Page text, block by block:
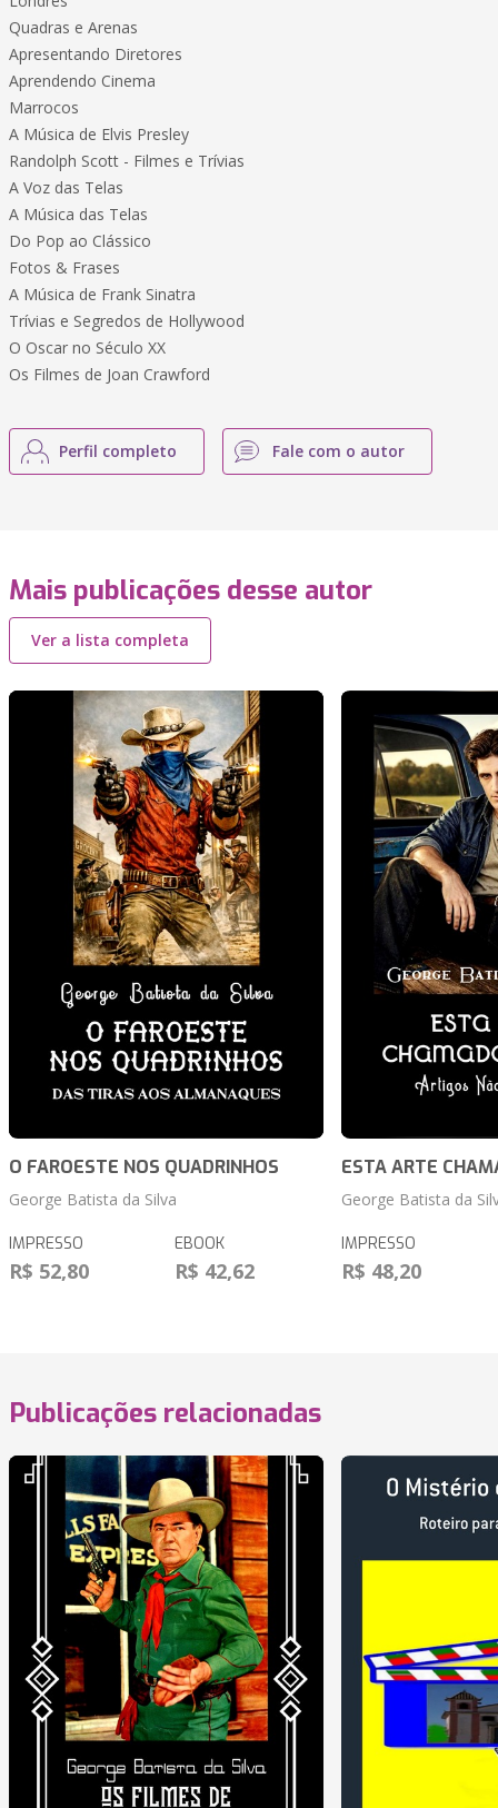
Quadras e Arenas
Apresentando Diretores
Aprendendo Cinema
Marrocos
A Música de Elvis Presley
Randolph Scott - Filmes e Trívias
A Voz das Telas
A Música das Telas
Do Pop ao Clássico
Fotos & Frases
A Música de Frank Sinatra
Trívias e Segredos de Hollywood
O Oscar no Século XX
Os Filmes de Joan Crawford
Perfil completo Fale com o autor
Mais publicações desse autor
Ver a lista completa
O FAROESTE NOS QUADRINHOS
George Batista da Silva
IMPRESSO
R$ 52,80
EBOOK
R$ 42,62
ESTA ARTE
George Batista da
IMPRESSO
R$ 48,20
Publicações relacionadas